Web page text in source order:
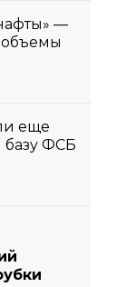
—
объемы
еще
базу ФСБ